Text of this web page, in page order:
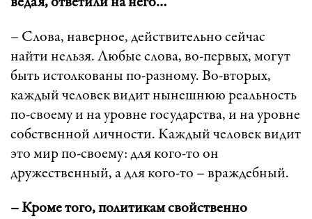
– Слова, наверное, действительно сейчас
найти нельзя. Любые слова, во-первых, могут
быть истолкованы по-разному. Во-вторых,
каждый человек видит нынешнюю реальность
по-своему и на уровне государства, и на уровне
собственной личности. Каждый человек видит
это мир по-своему: для кого-то он
дружественный, а для кого-то – враждебный.
– Кроме того, политикам свойственно